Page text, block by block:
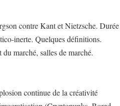
contre Kant et Nietzsche. Durée
inerte. Quelques définitions.
marché, salles de marché.
continue de la créativité